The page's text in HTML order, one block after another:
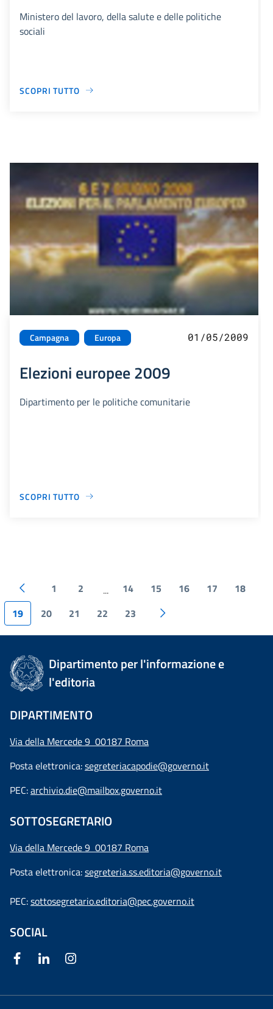
Ministero del lavoro, della salute e delle politiche
sociali
SCOPRI TUTTO
Campagna Europa 01/05/2009
Elezioni europee 2009
Dipartimento per le politiche comunitarie
SCOPRI TUTTO
1 2 ... 14 15 16 17
18
19
20 21 22 23
Dipartimento per l'informazione e
l'editoria
DIPARTIMENTO
Via della Mercede 9 00187 Roma
Posta elettronica:segreteriacapodie@governo.it
PEC:archivio.die@mailbox.governo.it
SOTTOSEGRETARIO
Via della Mercede 9 00187 Roma
Posta elettronica:segreteria.ss.editoria@governo.it
PEC:sottosegretario.editoria@pec.governo.it
SOCIAL